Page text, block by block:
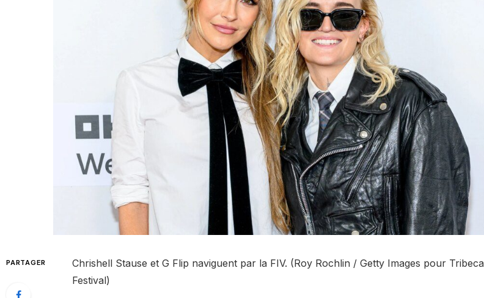
PARTAGER
Chrishell Stause et G Flip naviguent par la FIV. (Roy Rochlin / Getty Images pour Tribeca
Festival)